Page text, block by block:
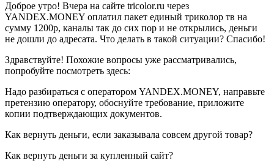
Доброе утро! Вчера на сайте tricolor.ru через
YANDEX.MONEY оплатил пакет единый триколор тв на
сумму 1200р, каналы так до сих пор и не открылись, деньги
не дошли до адресата. Что делать в такой ситуации? Спасибо!
Здравствуйте! Похожие вопросы уже рассматривались,
попробуйте посмотреть здесь:
Надо разбираться с оператором YANDEX.MONEY, направьте
претензию оператору, обоснуйте требование, приложите
копии подтверждающих документов.
Как вернуть деньги, если заказывала совсем другой товар?
Как вернуть деньги за купленный сайт?